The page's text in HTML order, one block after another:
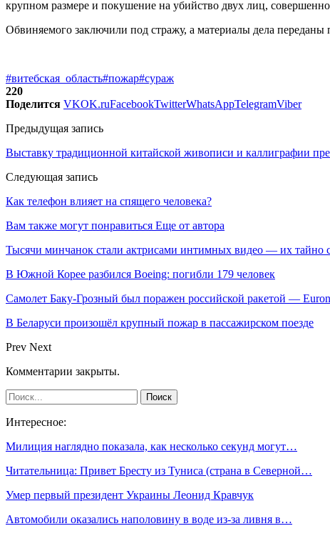
крупном размере и покушение на убийство двух лиц,
Обвиняемого заключили под стражу, а материалы дела переданы
#витебская_область#пожар#сураж
220
Поделится VKOK.ruFacebookTwitterWhatsAppTelegramViber
Предыдущая запись
Выставку традиционной китайской живописи и каллиграфии
Следующая запись
Как телефон влияет на спящего человека?
Вам также могут понравиться Еще от автора
Тысячи минчанок стали актрисами интимных видео — их
В Южной Корее разбился Boeing: погибли 179 человек
Самолет Баку-Грозный был поражен российской ракетой —
В Беларуси произошёл крупный пожар в пассажирском поезде
Prev Next
Комментарии закрыты.
Интересное:
Милиция наглядно показала, как несколько секунд могут…
Читательница: Привет Бресту из Туниса (страна в Северной…
Умер первый президент Украины Леонид Кравчук
Автомобили оказались наполовину в воде из-за ливня в…